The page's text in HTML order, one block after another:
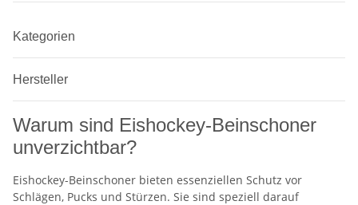
Kategorien
Hersteller
Warum sind Eishockey-Beinschoner
unverzichtbar?
Eishockey-Beinschoner bieten essenziellen Schutz vor
Schlägen, Pucks und Stürzen. Sie sind speziell darauf